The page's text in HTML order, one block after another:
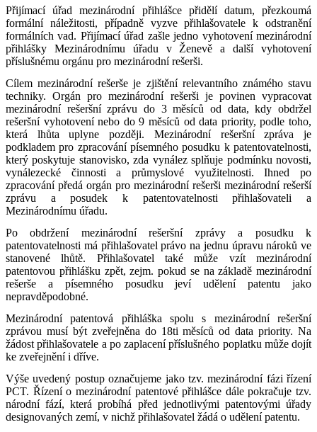
Přijímací úřad mezinárodní přihlášce přidělí datum, přezkoumá
formální náležitosti, případně vyzve přihlašovatele k odstranění
formálních vad. Přijímací úřad zašle jedno vyhotovení mezinárodní
přihlášky Mezinárodnímu úřadu v Ženevě a další vyhotovení
příslušnému orgánu pro mezinárodní rešerši.
Cílem mezinárodní rešerše je zjištění relevantního známého stavu
techniky. Orgán pro mezinárodní rešerši je povinen vypracovat
mezinárodní rešeršní zprávu do 3 měsíců od data, kdy obdržel
rešeršní vyhotovení nebo do 9 měsíců od data priority, podle toho,
která lhůta uplyne později. Mezinárodní rešeršní zpráva je
podkladem pro zpracování písemného posudku k patentovatelnosti,
který poskytuje stanovisko, zda vynález splňuje podmínku novosti,
vynálezecké činnosti a průmyslové využitelnosti. Ihned po
zpracování předá orgán pro mezinárodní rešerši mezinárodní rešerší
zprávu a posudek k patentovatelnosti přihlašovateli a
Mezinárodnímu úřadu.
Po obdržení mezinárodní rešeršní zprávy a posudku k
patentovatelnosti má přihlašovatel právo na jednu úpravu nároků ve
stanovené lhůtě. Přihlašovatel také může vzít mezinárodní
patentovou přihlášku zpět, zejm. pokud se na základě mezinárodní
rešerše a písemného posudku jeví udělení patentu jako
nepravděpodobné.
Mezinárodní patentová přihláška spolu s mezinárodní rešeršní
zprávou musí být zveřejněna do 18ti měsíců od data priority. Na
žádost přihlašovatele a po zaplacení příslušného poplatku může dojít
ke zveřejnění i dříve.
Výše uvedený postup označujeme jako tzv. mezinárodní fázi řízení
PCT. Řízení o mezinárodní patentové přihlášce dále pokračuje tzv.
národní fází, která probíhá před jednotlivými patentovými úřady
designovaných zemí, v nichž přihlašovatel žádá o udělení patentu.